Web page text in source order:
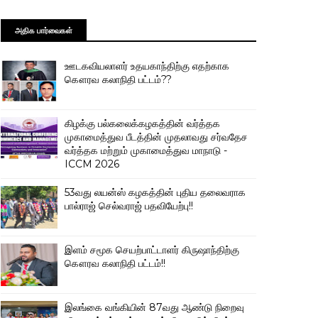
அதிக பார்வைகள்
ஊடகவியலாளர் உதயகாந்திற்கு எதற்காக
கௌரவ கலாநிதி பட்டம்??
கிழக்கு பல்கலைக்கழகத்தின் வர்த்தக
முகாமைத்துவ பீடத்தின் முதலாவது சர்வதேச
வர்த்தக மற்றும் முகாமைத்துவ மாநாடு -
ICCM 2026
53வது லயன்ஸ் கழகத்தின் புதிய தலைவராக
பால்ராஜ் செல்வராஜ் பதவியேற்பு!!
இளம் சமூக செயற்பாட்டாளர் கிருஷாந்திற்கு
கௌரவ கலாநிதி பட்டம்!!
இலங்கை வங்கியின் 87வது ஆண்டு நிறைவு